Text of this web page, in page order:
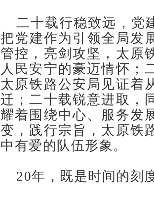
二十载行稳致远，党
把党建作为引领全局发
管控，亮剑攻坚，太原
人民安宁的豪迈情怀；
太原铁路公安局见证着
迁；二十载锐意进取，
耀着围绕中心、服务发
变，践行宗旨，太原铁
中有爱的队伍形象。
20年，既是时间的刻